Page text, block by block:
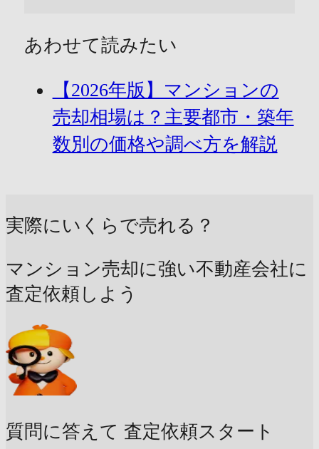
あわせて読みたい
【2026年版】マンションの
売却相場は？主要都市・築年
数別の価格や調べ方を解説
実際にいくらで売れる？
マンション売却に強い不動産会社に
査定依頼しよう
質問に答えて 査定依頼スタート